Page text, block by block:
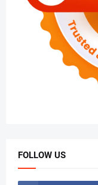
FOLLOW US